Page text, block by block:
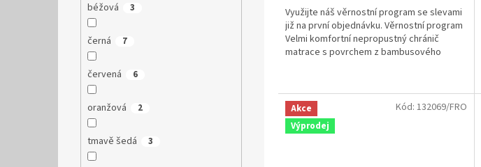
béžová 3
černá 7
červená 6
oranžová 2
tmavě šedá 3
Využijte náš věrnostní program se slevami
již na první objednávku. Věrnostní program
Velmi komfortní nepropustný chránič
matrace s povrchem z bambusového
Akce
Výprodej
Kód: 132069/FRO